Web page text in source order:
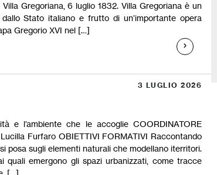
Gregoriana, 6 luglio 1832. Villa Gregoriana è un
Stato italiano e frutto di un’importante opera
Gregorio XVI nel […]
3 LUGLIO 2026
e l’ambiente che le accoglie COORDINATORE
Furfaro OBIETTIVI FORMATIVI Raccontando
posa sugli elementi naturali che modellano iterritori.
quali emergono gli spazi urbanizzati, come tracce
[…]